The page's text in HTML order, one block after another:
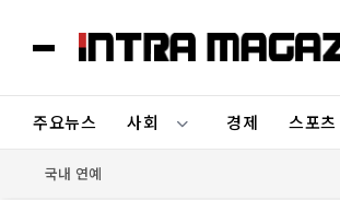
주요뉴스 사회 경제 스포츠
국내 연예